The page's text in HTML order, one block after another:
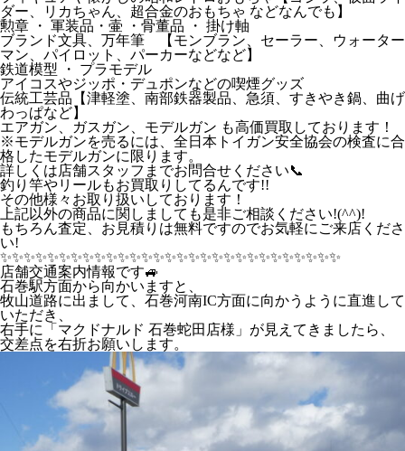
ダー、リカちゃん、超合金のおもちゃ などなんでも】
勲章 ・ 軍装品・壷 ・骨董品 ・ 掛け軸
ブランド文具、万年筆 【モンブラン、セーラー、ウォーター
マン、パイロット、パーカーなどなど】
鉄道模型 ・ プラモデル
アイコスやジッポ・デュポンなどの喫煙グッズ
伝統工芸品【津軽塗、南部鉄器製品、急須、すきやき鍋、曲げ
わっぱなど】
エアガン、ガスガン、モデルガン も高価買取しております！
※モデルガンを売るには、全日本トイガン安全協会の検査に合
格したモデルガンに限ります。
詳しくは店舗スタッフまでお問合せください📞
釣り竿やリールもお買取りしてるんです!!
その他様々お取り扱いしております！
上記以外の商品に関しましても是非ご相談ください!(^^)!
もちろん査定、お見積りは無料ですのでお気軽にご来店くださ
い!
✨️✨️✨️✨️✨️✨️✨️✨️✨️✨️✨️✨️✨️✨️✨️✨️✨️✨️✨️✨️✨️✨️✨️✨️✨️✨️✨️✨️✨️
店舗交通案内情報です🚙
石巻駅方面から向かいますと、
牧山道路に出まして、石巻河南IC方面に向かうように直進して
いただき、
右手に「マクドナルド 石巻蛇田店様」が見えてきましたら、
交差点を右折お願いします。